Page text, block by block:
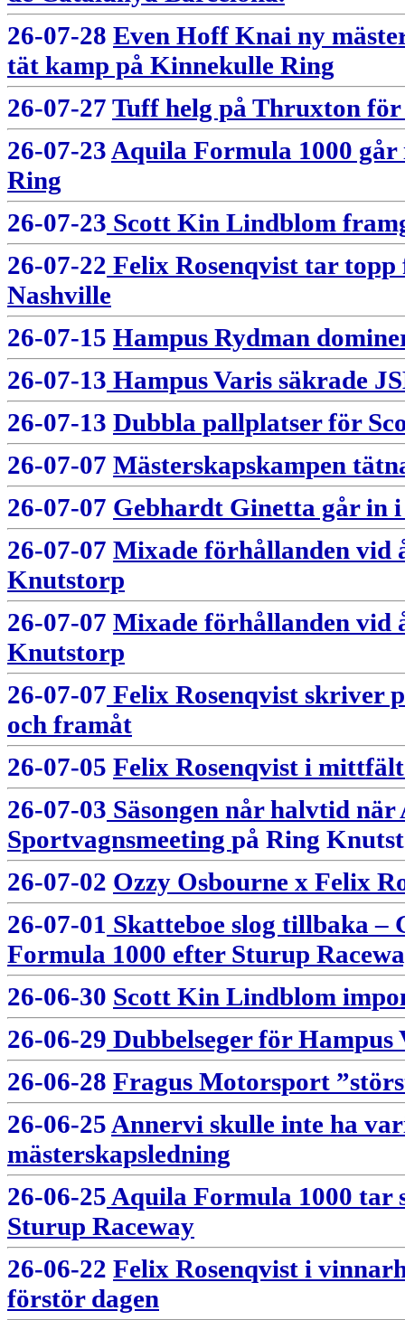
26-07-28 Even Hoff Knai ny
tät kamp på Kinnekulle Ring
26-07-27 Tuff helg på Thruxton
26-07-23 Aquila Formula 1000 går
Ring
26-07-23 Scott Kin Lindblom
26-07-22 Felix Rosenqvist tar topp
Nashville
26-07-15 Hampus Rydman
26-07-13 Hampus Varis säkrade
26-07-13 Dubbla pallplatser för
26-07-07 Mästerskapskampen
26-07-07 Gebhardt Ginetta går in
26-07-07 Mixade förhållanden vid
Knutstorp
26-07-07 Mixade förhållanden vid
Knutstorp
26-07-07 Felix Rosenqvist skriver
och framåt
26-07-05 Felix Rosenqvist i
26-07-03 Säsongen når halvtid
Sportvagnsmeeting på Ring
26-07-02 Ozzy Osbourne x Felix
26-07-01 Skatteboe slog tillbaka –
Formula 1000 efter Sturup
26-06-30 Scott Kin Lindblom
26-06-29 Dubbelseger för
26-06-28 Fragus Motorsport
26-06-25 Annervi skulle inte ha
mästerskapsledning
26-06-25 Aquila Formula 1000 tar
Sturup Raceway
26-06-22 Felix Rosenqvist i
förstör dagen